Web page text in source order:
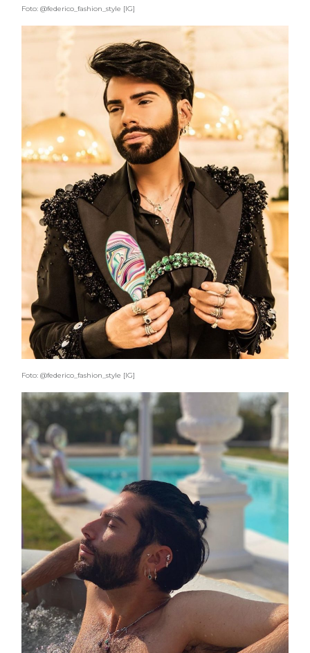
Foto: @federico_fashion_style [IG]
Foto: @federico_fashion_style [IG]